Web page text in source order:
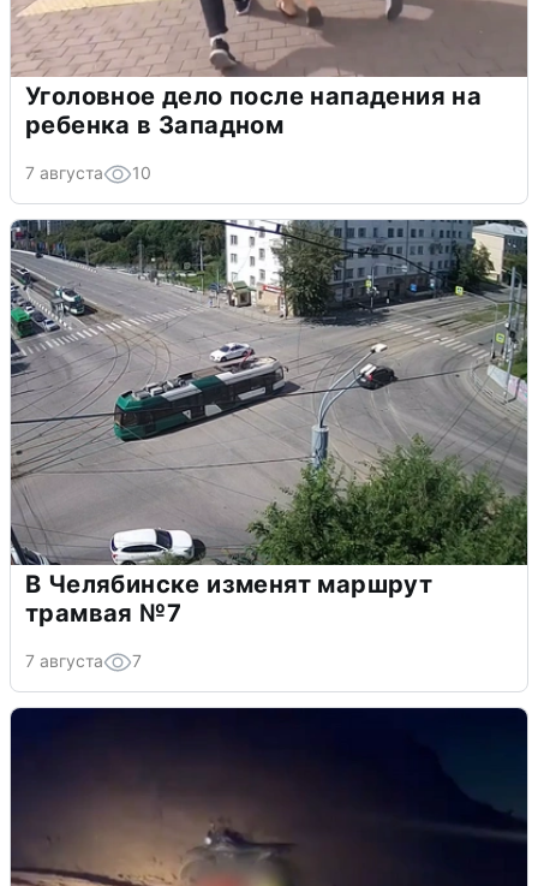
Уголовное дело после нападения на
ребенка в Западном
7 августа 10
В Челябинске изменят маршрут
трамвая №7
7 августа 7